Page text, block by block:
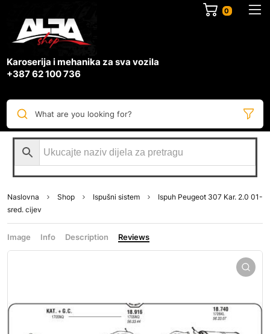
0
Karoserija i mehanika za sva vozila
+387 62 100 736
What are you looking for?
Naslovna Shop Ispušni sistem
Ispuh Peugeot 307 Kar. 2.0 01-
sred. cijev
Image Info Description Reviews